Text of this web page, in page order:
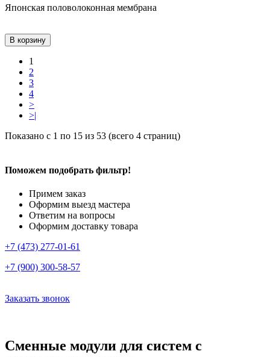
Японская половолоконная мембрана
В корзину
1
2
3
4
>
>|
Показано с 1 по 15 из 53 (всего 4 страниц)
Поможем подобрать фильтр!
Примем заказ
Оформим выезд мастера
Ответим на вопросы
Оформим доставку товара
+7 (473) 277-01-61
+7 (900) 300-58-57
Заказать звонок
Сменные модули для систем с